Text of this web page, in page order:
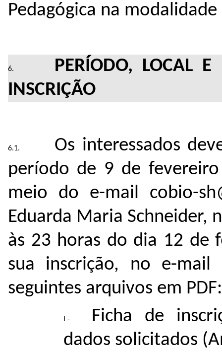
Pedagógica na modalidade
PERÍODO, LOCAL E
INSCRIÇÃO
Os interessados
período de 9 de
meio do e-mail cobio-
Eduarda Maria Schneider,
às 23 horas do dia 12 de
sua inscrição, no e-
seguintes arquivos em PDF:
Ficha de
dados solicitados